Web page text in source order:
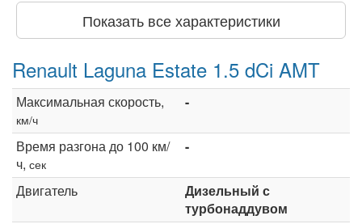
Показать все характеристики
Renault Laguna Estate 1.5 dCi AMT
Максимальная скорость,
км/ч
-
Время разгона до 100 км/
ч, сек
-
Двигатель
Дизельный с
турбонаддувом